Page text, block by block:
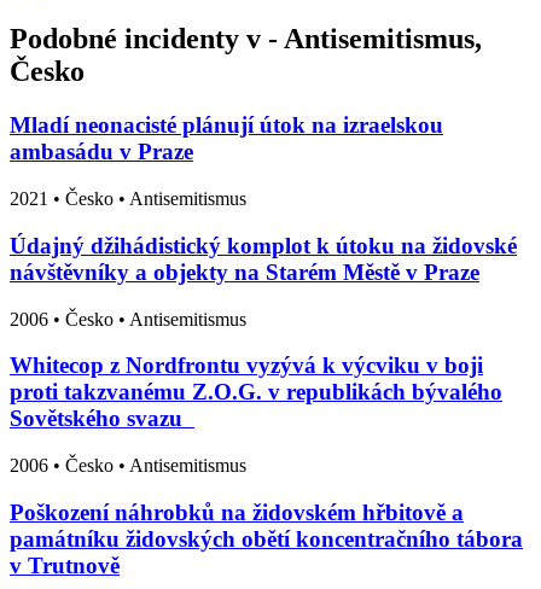
Podobné incidenty v - Antisemitismus,
Česko
Mladí neonacisté plánují útok na izraelskou
ambasádu v Praze
2021 • Česko • Antisemitismus
Údajný džihádistický komplot k útoku na židovské
návštěvníky a objekty na Starém Městě v Praze
2006 • Česko • Antisemitismus
Whitecop z Nordfrontu vyzývá k výcviku v boji
proti takzvanému Z.O.G. v republikách bývalého
Sovětského svazu
2006 • Česko • Antisemitismus
Poškození náhrobků na židovském hřbitově a
památníku židovských obětí koncentračního tábora
v Trutnově